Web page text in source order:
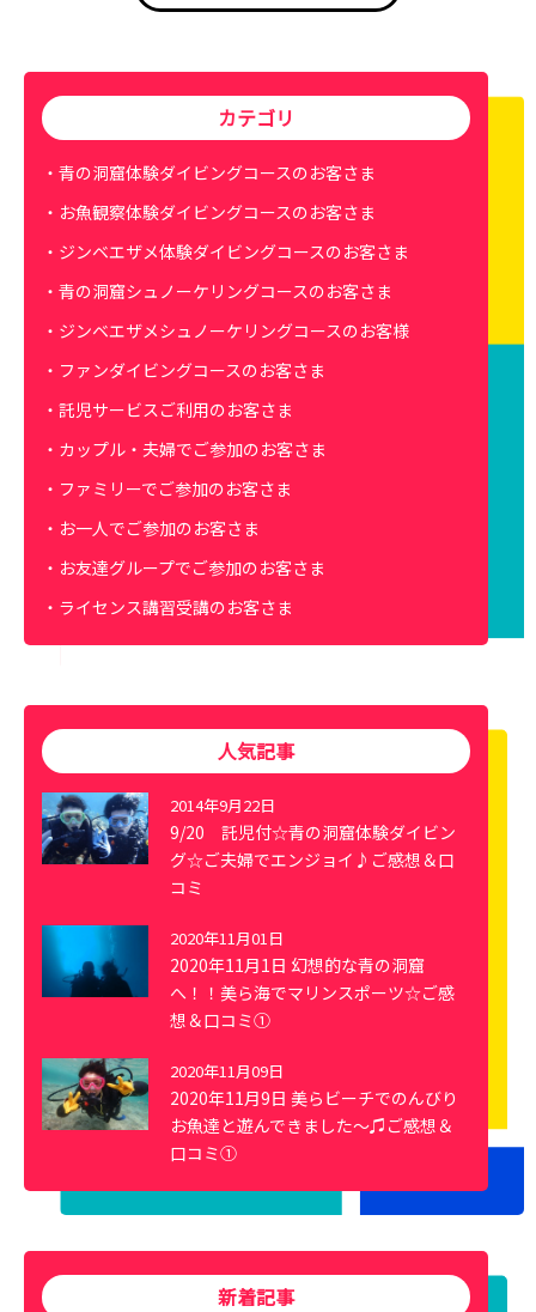
カテゴリ
青の洞窟体験ダイビングコースのお客さま
お魚観察体験ダイビングコースのお客さま
ジンベエザメ体験ダイビングコースのお客さま
青の洞窟シュノーケリングコースのお客さま
ジンベエザメシュノーケリングコースのお客様
ファンダイビングコースのお客さま
託児サービスご利用のお客さま
カップル・夫婦でご参加のお客さま
ファミリーでご参加のお客さま
お一人でご参加のお客さま
お友達グループでご参加のお客さま
ライセンス講習受講のお客さま
人気記事
2014年9月22日
9/20 託児付☆青の洞窟体験ダイビン
グ☆ご夫婦でエンジョイ♪ご感想＆口
コミ
2020年11月01日
2020年11月1日 幻想的な青の洞窟
へ！！美ら海でマリンスポーツ☆ご感
想＆口コミ①
2020年11月09日
2020年11月9日 美らビーチでのんびり
お魚達と遊んできました～♫ご感想＆
口コミ①
新着記事